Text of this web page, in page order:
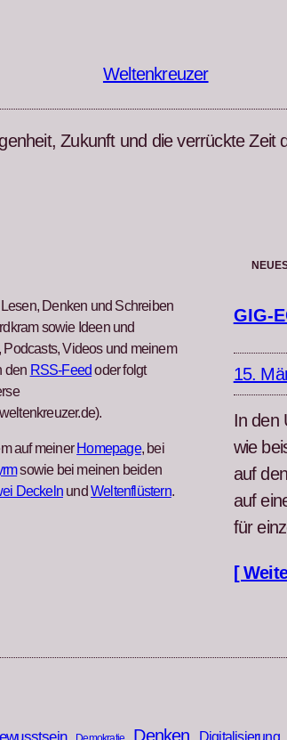
Weltenkreuzer
Zukunft und die verrückte Zeit
Denken und Schreiben
sowie Ideen und
Podcasts, Videos und meinem
den RSS-Feed oder folgt
auf meiner Homepage, bei
sowie bei meinen beiden
Deckelnund Weltenflüstern.
GIG-
15.
In den
wie
auf
auf
für
[
Denken